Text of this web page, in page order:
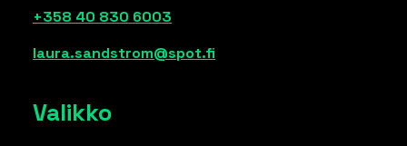
+358 40 830 6003
laura.sandstrom@spot.fi
Valikko